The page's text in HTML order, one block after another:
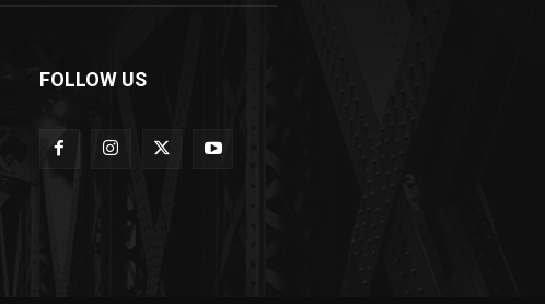
FOLLOW US